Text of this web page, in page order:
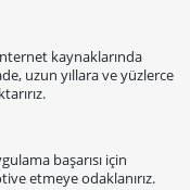
kaynaklarında
uzun yıllara ve yüzlerce
başarısı için
etmeye odaklanırız.